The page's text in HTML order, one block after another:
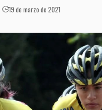
19 de marzo de 2021